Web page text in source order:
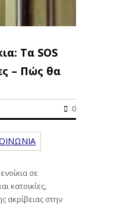
Τα SOS
– Πώς θα
0
σε
κατοικίες,
ακρίβειας στην